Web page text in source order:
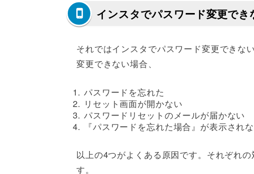
インスタでパスワード変更でき
それではインスタでパスワード変更できな
変更できない場合、
パスワードを忘れた
リセット画面が開かない
パスワードリセットのメールが届かない
『パスワードを忘れた場合』が表示され
以上の4つがよくある原因です。それぞれ
す。